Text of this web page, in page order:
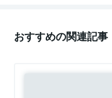
おすすめの関連記事